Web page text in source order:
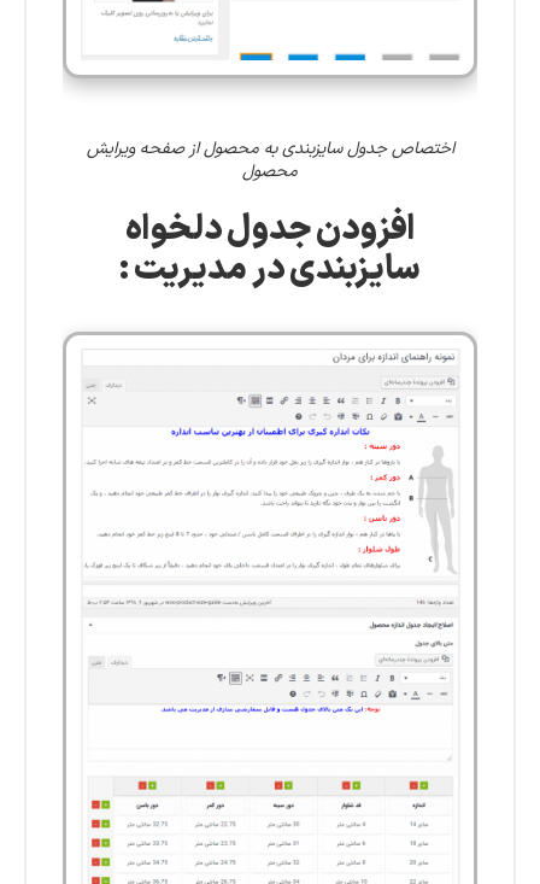
اختصاص جدول سایزبندی به محصول از صفحه ویرایش
محصول
افزودن جدول دلخواه
سایزبندیدر مدیریت :